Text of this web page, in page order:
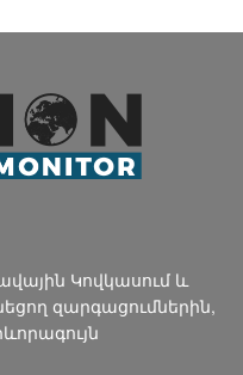
Կովկասում և
զարգացումներին,